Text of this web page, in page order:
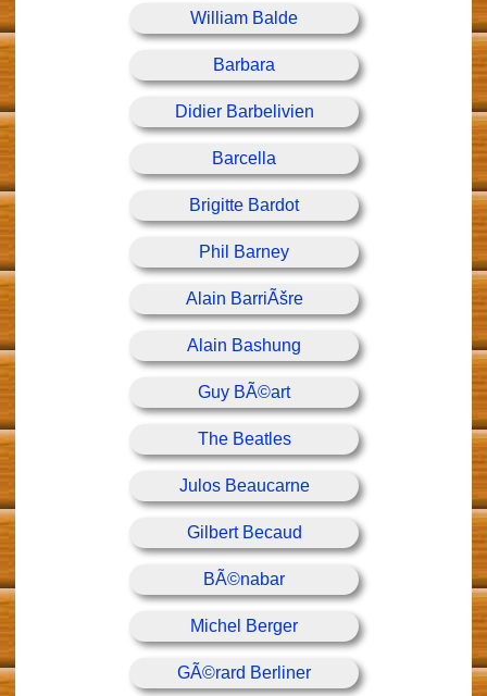
William Balde
Barbara
Didier Barbelivien
Barcella
Brigitte Bardot
Phil Barney
Alain BarriÃšre
Alain Bashung
Guy BÃ©art
The Beatles
Julos Beaucarne
Gilbert Becaud
BÃ©nabar
Michel Berger
GÃ©rard Berliner